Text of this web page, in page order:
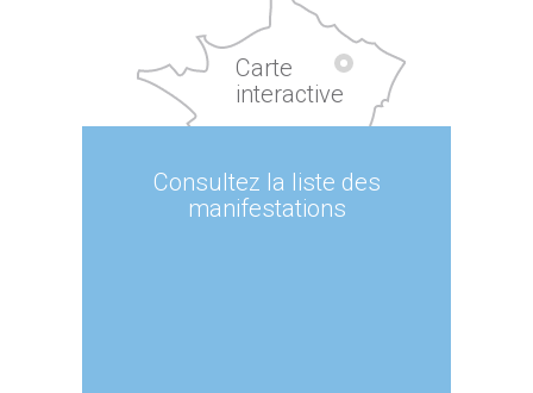
Carte
interactive
Consultez la liste des
manifestations